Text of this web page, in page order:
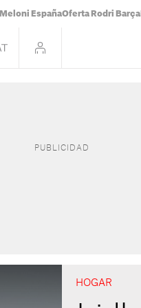
Meloni EspañaOferta Rodri Barça
HOGAR